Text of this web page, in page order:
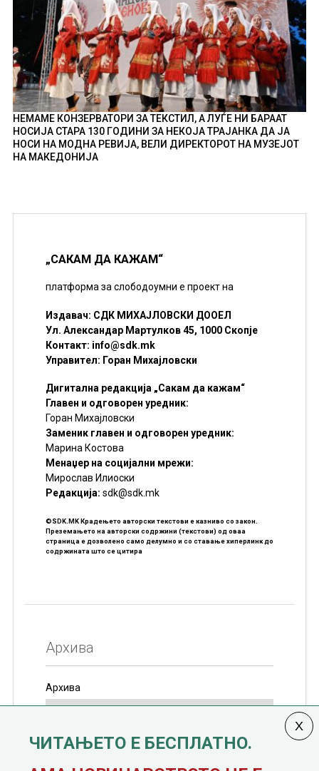
НЕМАМЕ КОНЗЕРВАТОРИ ЗА ТЕКСТИЛ, А ЛУЃЕ НИ БАРААТ
НОСИЈА СТАРА 130 ГОДИНИ ЗА НЕКОЈА ТРАЈАНКА ДА ЈА
НОСИ НА МОДНА РЕВИЈА, ВЕЛИ ДИРЕКТОРОТ НА МУЗЕЈОТ
НА МАКЕДОНИЈА
„САКАМ ДА КАЖАМ“
платформа за слободоумни е проект на
Издавач: СДК МИХАЈЛОВСКИ ДООЕЛ
Ул. Александар Мартулков 45, 1000 Скопје
Контакт: info@sdk.mk
Управител: Горан Михајловски
Дигитална редакција „Сакам да кажам“
Главен и одговорен уредник:
Горан Михајловски
Заменик главен и одговорен уредник:
Марина Костова
Менаџер на социјални мрежи:
Мирослав Илиоски
Редакцијa: sdk@sdk.mk
©SDK.MK Крадењето авторски текстови е казниво со закон.
Преземањето на авторски содржини (текстови) од оваа
страница е дозволено само делумно и со ставање хиперлинк до
содржината што се цитира
Архива
Архива
ЧИТАЊЕТО Е БЕСПЛАТНО.